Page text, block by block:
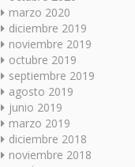
marzo 2020
diciembre 2019
noviembre 2019
octubre 2019
septiembre 2019
agosto 2019
junio 2019
marzo 2019
diciembre 2018
noviembre 2018